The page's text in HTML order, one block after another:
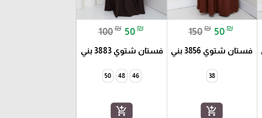
150₪ 50 ₪
فستان شتوي 3856 بني
38
add_shopping_cart
100₪ 50 ₪
فستان شتوي 3883 بني
46
48
50
add_shopping_cart